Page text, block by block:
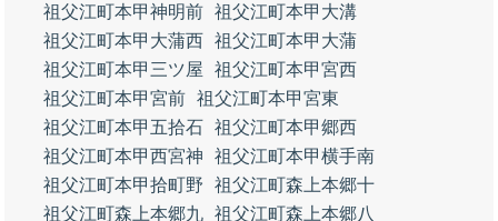
祖父江町本甲神明前 祖父江町本甲大溝
祖父江町本甲大蒲西 祖父江町本甲大蒲
祖父江町本甲三ツ屋
祖父江町本甲宮西
祖父江町本甲宮前 祖父江町本甲宮東
祖父江町本甲五拾石 祖父江町本甲郷西
祖父江町本甲西宮神
祖父江町本甲横手南
祖父江町本甲拾町野
祖父江町森上本郷十
祖父江町森上本郷九 祖父江町森上本郷八